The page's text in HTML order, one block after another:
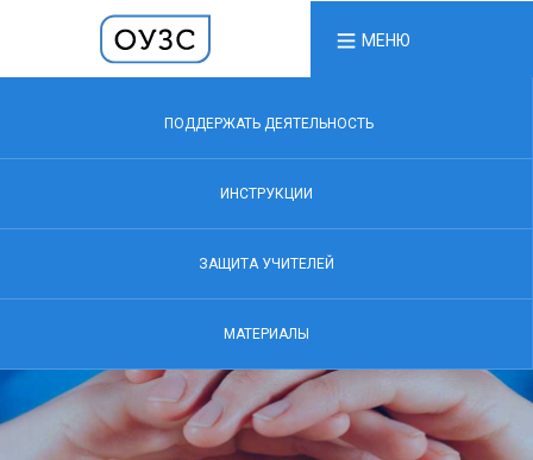
МЕНЮ
ПОДДЕРЖАТЬ ДЕЯТЕЛЬНОСТЬ
ИНСТРУКЦИИ
ЗАЩИТА УЧИТЕЛЕЙ
МАТЕРИАЛЫ